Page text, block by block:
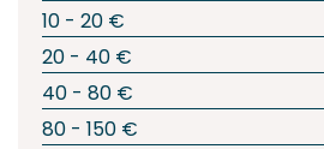
10 - 20 €
20 - 40 €
40 - 80 €
80 - 150 €